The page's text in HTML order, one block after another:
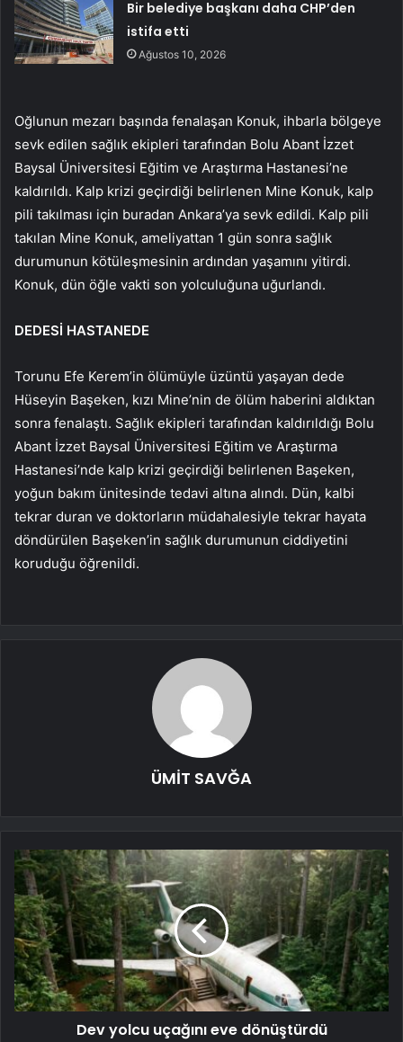
Bir belediye başkanı daha CHP’den
istifa etti
Ağustos 10, 2026
Oğlunun mezarı başında fenalaşan Konuk, ihbarla bölgeye
sevk edilen sağlık ekipleri tarafından Bolu Abant İzzet
Baysal Üniversitesi Eğitim ve Araştırma Hastanesi’ne
kaldırıldı. Kalp krizi geçirdiği belirlenen Mine Konuk, kalp
pili takılması için buradan Ankara’ya sevk edildi. Kalp pili
takılan Mine Konuk, ameliyattan 1 gün sonra sağlık
durumunun kötüleşmesinin ardından yaşamını yitirdi.
Konuk, dün öğle vakti son yolculuğuna uğurlandı.
DEDESİ HASTANEDE
Torunu Efe Kerem’in ölümüyle üzüntü yaşayan dede
Hüseyin Başeken, kızı Mine’nin de ölüm haberini aldıktan
sonra fenalaştı. Sağlık ekipleri tarafından kaldırıldığı Bolu
Abant İzzet Baysal Üniversitesi Eğitim ve Araştırma
Hastanesi’nde kalp krizi geçirdiği belirlenen Başeken,
yoğun bakım ünitesinde tedavi altına alındı. Dün, kalbi
tekrar duran ve doktorların müdahalesiyle tekrar hayata
döndürülen Başeken’in sağlık durumunun ciddiyetini
koruduğu öğrenildi.
ÜMİT SAVĞA
Dev yolcu uçağını eve dönüştürdü